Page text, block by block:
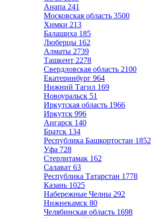
Анапа 241
Московская область 3500
Химки 213
Балашиха 185
Люберцы 162
Алматы 2739
Ташкент 2278
Свердловская область 2100
Екатеринбург 964
Нижний Тагил 169
Новоуральск 51
Иркутская область 1966
Иркутск 996
Ангарск 140
Братск 134
Республика Башкортостан 1852
Уфа 728
Стерлитамак 162
Салават 63
Республика Татарстан 1778
Казань 1025
Набережные Челны 292
Нижнекамск 80
Челябинская область 1698